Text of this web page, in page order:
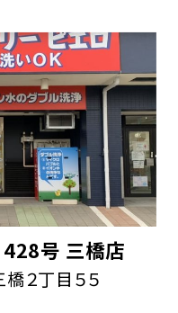
428号 三橋店
２丁目５５